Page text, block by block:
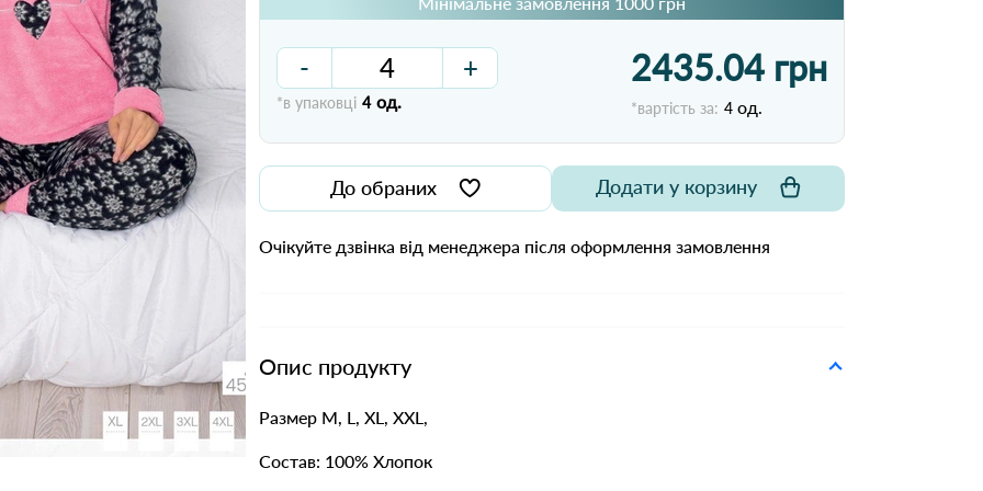
- +
*в упаковці 4 од.
2435.04 грн
*вартість за: 4 од.
До обраних Додати у корзину
Очікуйте дзвінка від менеджера після оформлення замовлення
Опис продукту
Размер M, L, XL, XXL,
Состав: 100% Хлопок